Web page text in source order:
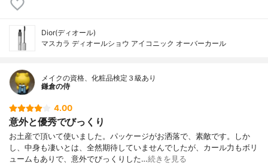
Dior(ディオール)
マスカラ ディオールショウ アイコニック オーバーカール
メイクの資格、化粧品検定３級あり
鎌倉の侍
4.00
意外と優秀でびっくり
お土産で頂いて使いました。パッケージがお洒落で、素敵です。しか
し、中身も凄いとは、全然期待していませんでしたが、カール力もボリ
ュームもありで、意外でびっくりした…続きを見る